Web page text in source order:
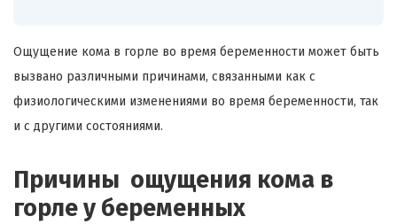
Ощущение кома в горле во время беременности может быть
вызвано различными причинами, связанными как с
физиологическими изменениями во время беременности, так
и с другими состояниями.
Причины ощущения кома в
горле у беременных